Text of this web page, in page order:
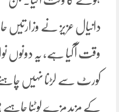
دانیال عزیز نے
وقت آگیا ہے، یہ دونوں
کورٹ سے لڑنا نہیں
کے مزید مزے لوٹنا چاہیے